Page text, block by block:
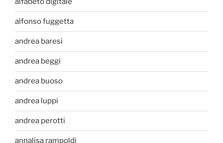
alfonso fuggetta
andrea baresi
andrea beggi
andrea buoso
andrea luppi
andrea perotti
annalisa rampoldi